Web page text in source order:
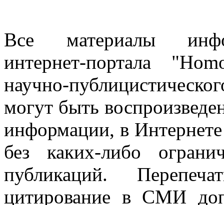
Все материалы
интернет-портала
научно-
могут быть
информации, в
без каких-либо
публикаций.
цитирование в СМИ